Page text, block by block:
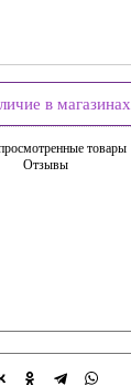
в магазинах
товары
Отзывы